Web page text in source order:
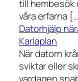
till hembesök
våra erfarna
Datorhjälp
Karlaplan
När datorn
sviktar eller